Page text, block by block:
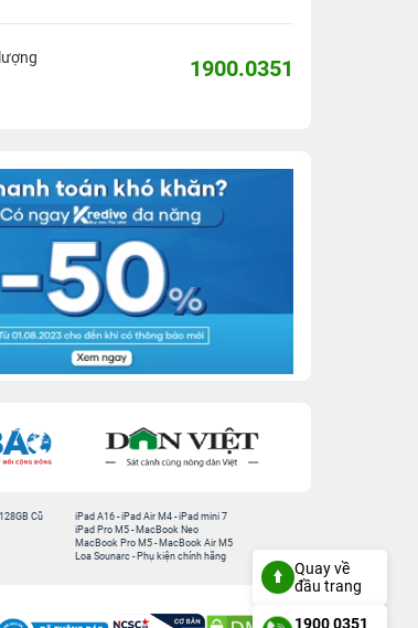
1900.0351
Cũ
iPad A16 -iPad Air M4 -iPad mini 7
iPad Pro M5 - MacBook Neo
MacBook Pro M5 - MacBook Air M5
Loa Sounarc - Phụ kiện chính hãng
Quay về
đầu trang
1900 0351